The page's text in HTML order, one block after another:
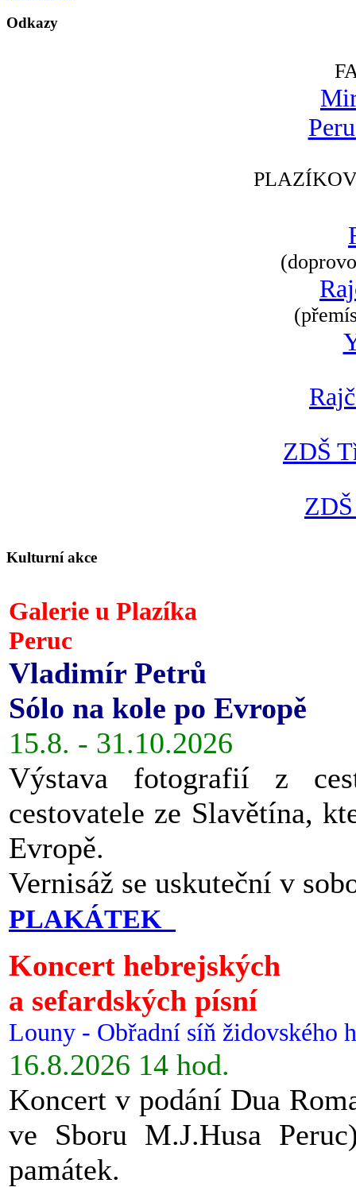
Odkazy
ZDŠ
Kulturní akce
Galerie u Plazíka
Peruc
Vladimír Petrů
Sólo na kole po Evropě
15.8. - 31.10.2026
Výstava fotografií z
cestovatele ze Slavětína,
Evropě.
Vernisáž se uskuteční v
PLAKÁTEK
Koncert hebrejských
a sefardských písní
Louny - Obřadní síň židovského
16.8.2026 14 hod.
Koncert v podání Dua
ve Sboru M.J.Husa
památek.